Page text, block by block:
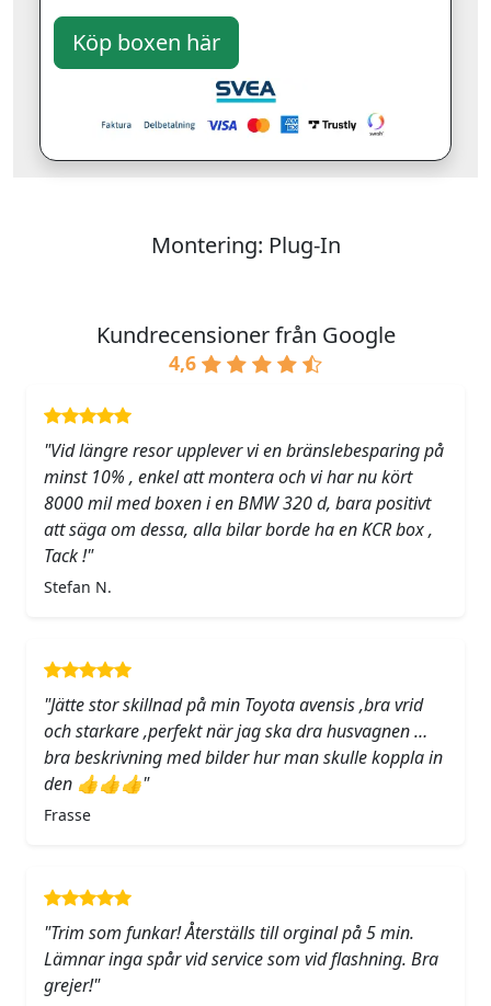
Montering: Plug-In
Kundrecensioner från Google
4,6
"Vid längre resor upplever vi en bränslebesparing på
minst 10% , enkel att montera och vi har nu kört
8000 mil med boxen i en BMW 320 d, bara positivt
att säga om dessa, alla bilar borde ha en KCR box ,
Tack !"
Stefan N.
"Jätte stor skillnad på min Toyota avensis ,bra vrid
och starkare ,perfekt när jag ska dra husvagnen …
bra beskrivning med bilder hur man skulle koppla in
den 👍👍👍"
Frasse
"Trim som funkar! Återställs till orginal på 5 min.
Lämnar inga spår vid service som vid flashning. Bra
grejer!"